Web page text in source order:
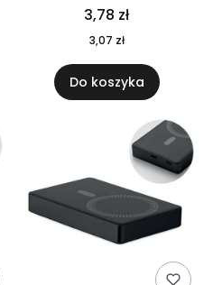
3,78 zł
3,07 zł
Do koszyka